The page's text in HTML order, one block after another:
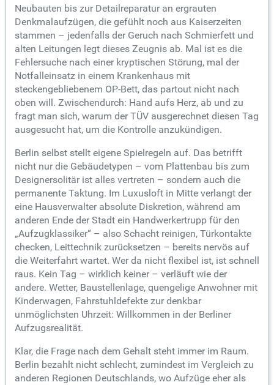
Neubauten bis zur Detailreparatur an ergrauten
Denkmalaufzügen, die gefühlt noch aus Kaiserzeiten
stammen – jedenfalls der Geruch nach Schmierfett und
alten Leitungen legt dieses Zeugnis ab. Mal ist es die
Fehlersuche nach einer kryptischen Störung, mal der
Notfalleinsatz in einem Krankenhaus mit
steckengebliebenem OP-Bett, das partout nicht nach
oben will. Zwischendurch: Hand aufs Herz, ab und zu
fragt man sich, warum der TÜV ausgerechnet diesen Tag
ausgesucht hat, um die Kontrolle anzukündigen.
Berlin selbst stellt eigene Spielregeln auf. Das betrifft
nicht nur die Gebäudetypen – vom Plattenbau bis zum
Designersolitär ist alles vertreten – sondern auch die
permanente Taktung. Im Luxusloft in Mitte verlangt der
eine Hausverwalter absolute Diskretion, während am
anderen Ende der Stadt ein Handwerkertrupp für den
„Aufzugklassiker“ – also Schacht reinigen, Türkontakte
checken, Leittechnik zurücksetzen – bereits nervös auf
die Weiterfahrt wartet. Wer da nicht flexibel ist, ist schnell
raus. Kein Tag – wirklich keiner – verläuft wie der
andere. Wetter, Baustellenlage, quengelige Anwohner mit
Kinderwagen, Fahrstuhldefekte zur denkbar
unmöglichsten Uhrzeit: Willkommen in der Berliner
Aufzugsrealität.
Klar, die Frage nach dem Gehalt steht immer im Raum.
Berlin bezahlt nicht schlecht, zumindest im Vergleich zu
anderen Regionen Deutschlands, wo Aufzüge eher als